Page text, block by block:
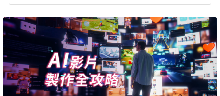
花時間的重複性工作自動化...